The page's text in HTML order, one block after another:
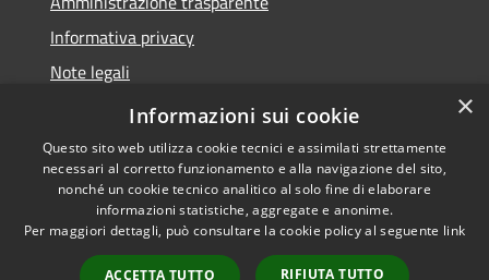
Informativa privacy
Note legali
Dichiarazione di accessibilità
Accessibilità
Copyright © 2026 • Comune di
Presezzo • Powered by
Municipium• Accesso
×
Informazioni sui cookie
Questo sito web utilizza cookie tecnici e assimilati strettamente
necessari al corretto funzionamento e alla navigazione del sito,
nonché un cookie tecnico analitico al solo fine di elaborare
informazioni statistiche, aggregate e anonime.
Per maggiori dettagli, può consultare la cookie policy al seguente link
ACCETTA TUTTO RIFIUTA TUTTO